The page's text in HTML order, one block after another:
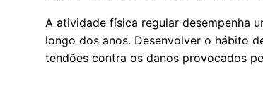
A atividade física regular desempenha
longo dos anos. Desenvolver o hábito
tendões contra os danos provocados